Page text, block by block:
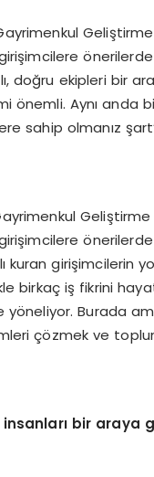
doğru ekipleri bir
önemli. Aynı anda
sahip olmanız
Geliştirme
kuran girişimcilerin
birkaç iş fikrini
yöneliyor. Burada
çözmek ve
insanları bir araya